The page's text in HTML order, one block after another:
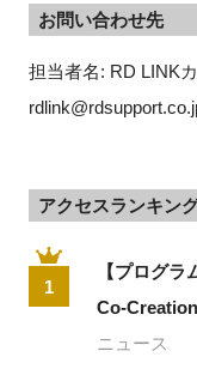
お問い合わせ先
担当者名: RD LINK
アクセスランキン
1
【プログ
Co-
ニュース